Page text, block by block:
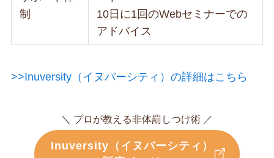
制
10日に1回のWebセミナーでの
アドバイス
>>Inuversity（イヌバーシティ）の詳細はこちら
＼ プロが教える非体罰しつけ術 ／
Inuversity（イヌバーシティ）